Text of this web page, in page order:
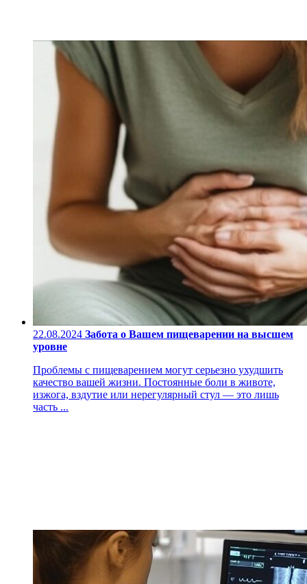
22.08.2024 Забота о Вашем пищеварении на высшем
уровне
Проблемы с пищеварением могут серьезно ухудшить
качество вашей жизни. Постоянные боли в животе,
изжога, вздутие или нерегулярный стул — это лишь
часть ...